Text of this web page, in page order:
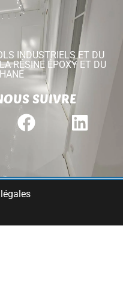
INDUSTRIELS ET DU
RÉSINE ÉPOXY ET DU
SUIVRE